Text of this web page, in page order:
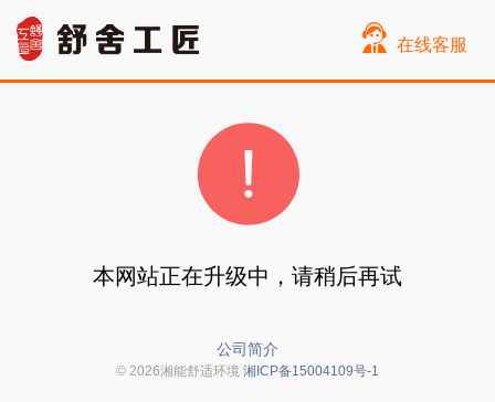
在线客服
本网站正在升级中，请稍后再试
公司简介
© 2026湘能舒适环境 湘ICP备15004109号-1